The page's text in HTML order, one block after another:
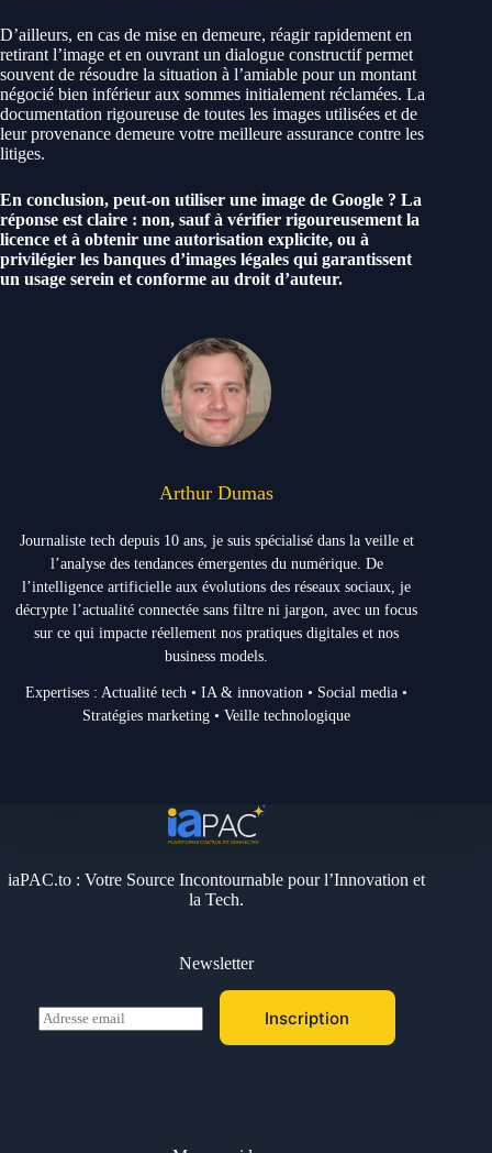
D’ailleurs, en cas de mise en demeure, réagir rapidement en
retirant l’image et en ouvrant un dialogue constructif permet
souvent de résoudre la situation à l’amiable pour un montant
négocié bien inférieur aux sommes initialement réclamées. La
documentation rigoureuse de toutes les images utilisées et de
leur provenance demeure votre meilleure assurance contre les
litiges.
En conclusion, peut-on utiliser une image de Google ? La
réponse est claire : non, sauf à vérifier rigoureusement la
licence et à obtenir une autorisation explicite, ou à
privilégier les banques d’images légales qui garantissent
un usage serein et conforme au droit d’auteur.
Arthur Dumas
Journaliste tech depuis 10 ans, je suis spécialisé dans la veille et
l’analyse des tendances émergentes du numérique. De
l’intelligence artificielle aux évolutions des réseaux sociaux, je
décrypte l’actualité connectée sans filtre ni jargon, avec un focus
sur ce qui impacte réellement nos pratiques digitales et nos
business models.
Expertises : Actualité tech • IA & innovation • Social media •
Stratégies marketing • Veille technologique
iaPAC.to : Votre Source Incontournable pour l’Innovation et
la Tech.
Newsletter
E
m
Inscription